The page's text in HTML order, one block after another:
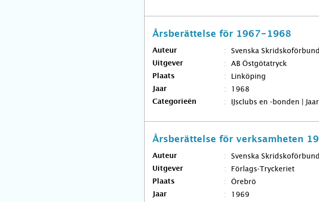
Årsberättelse för 1967-1968
Auteur Svenska
Uitgever AB Östgötatryck
Plaats Linköping
Jaar 1968
Categorieën IJsclubs en -bonden |
Årsberättelse för verksamheten
Auteur Svenska
Uitgever Förlags-Tryckeriet
Plaats Örebrö
Jaar 1969